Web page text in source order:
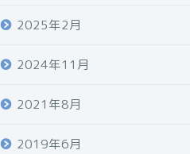
2025年2月
2024年11月
2021年8月
2019年6月